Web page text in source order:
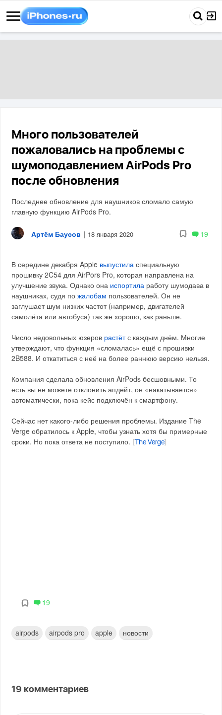
Много пользователей
пожаловались на проблемы с
шумоподавлением AirPods Pro
после обновления
Последнее обновление для наушников сломало самую
главную функцию AirPods Pro.
Артём Баусов | 18 января 2020 19
В середине декабря Apple выпустила специальную
прошивку 2C54 для AirPors Pro, которая направлена на
улучшение звука. Однако она испортила работу шумодава в
наушниках, судя пожалобам пользователей. Он не
заглушает шум низких частот (например, двигателей
самолёта или автобуса) так же хорошо, как раньше.
Число недовольных юзеров растётс каждым днём. Многие
утверждают, что функция «сломалась» ещё с прошивки
2B588. И откатиться с неё на более раннюю версию нельзя.
Компания сделала обновления AirPods бесшовными. То
есть вы не можете отклонить апдейт, он «накатывается»
автоматически, пока кейс подключён к смартфону.
Сейчас нет какого-либо решения проблемы. Издание The
Verge обратилось к Apple, чтобы узнать хотя бы примерные
сроки. Но пока ответа не поступило.
The Verge
19
airpods airpods pro apple новости
19 комментариев